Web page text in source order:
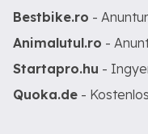
Bestbike.ro -
Animalutul.ro -
Startapro.hu -
Quoka.de -